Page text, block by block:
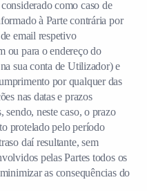
como caso de
à Parte contrária por
email respetivo
ou para o endereço do
sua conta de Utilizador) e
por qualquer das
nas datas e prazos
sendo, neste caso, o prazo
protelado pelo período
daí resultante, sem
pelas Partes todos os
as consequências do